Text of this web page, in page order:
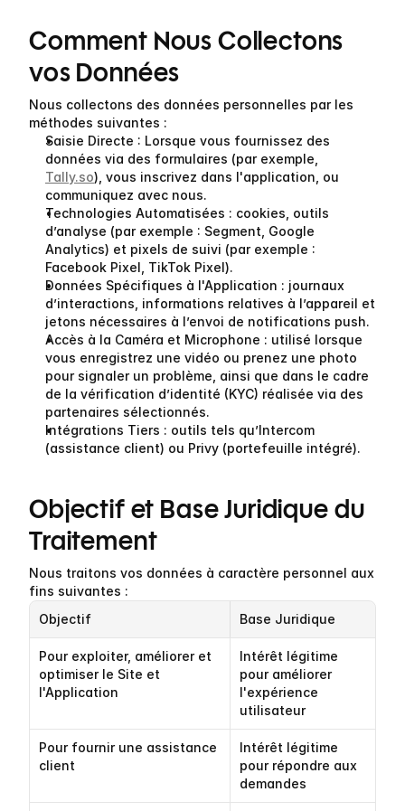
Comment Nous Collectons
vos Données
Nous collectons des données personnelles par les
méthodes suivantes :
Saisie Directe : Lorsque vous fournissez des
Tally.so), vous inscrivez dans l'application, ou
communiquez avec nous.
Technologies Automatisées : cookies, outils
d’analyse (par exemple : Segment, Google
Analytics) et pixels de suivi (par exemple :
Facebook Pixel, TikTok Pixel).
Données Spécifiques à l'Application : journaux
d’interactions, informations relatives à l’appareil et
jetons nécessaires à l’envoi de notifications push.
Accès à la Caméra et Microphone : utilisé lorsque
vous enregistrez une vidéo ou prenez une photo
pour signaler un problème, ainsi que dans le cadre
de la vérification d’identité (KYC) réalisée via des
partenaires sélectionnés.
Intégrations Tiers : outils tels qu’Intercom
(assistance client) ou Privy (portefeuille intégré).
Objectif et Base Juridique du
Traitement
Nous traitons vos données à caractère personnel aux
fins suivantes :
Objectif
Base Juridique
Pour exploiter, améliorer et
optimiser le Site et
l'Application
Intérêt légitime
pour améliorer
l'expérience
utilisateur
Pour fournir une assistance
client
Intérêt légitime
pour répondre aux
demandes